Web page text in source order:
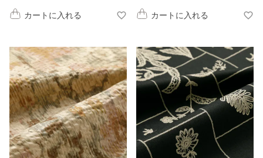
カートに入れる カートに入れる